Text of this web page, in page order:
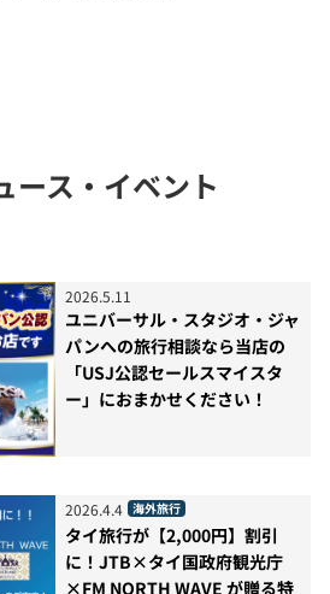
ース・イベント
2026.5.11
ユニバーサル・スタジオ・ジャ
パンへの旅行相談なら当店の
「USJ公認セールスマイスタ
ー」におまかせください！
2026.4.4 海外旅行
タイ旅行が【2,000円】割引
に！JTB×タイ国政府観光庁
×FM NORTH WAVE が贈る特